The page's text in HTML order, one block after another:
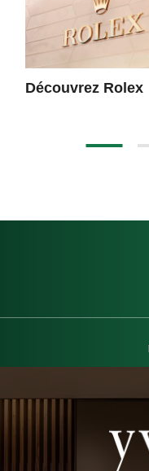
Découvrez Rolex